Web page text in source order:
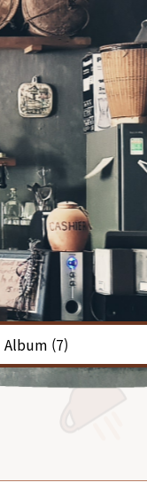
Album (7)